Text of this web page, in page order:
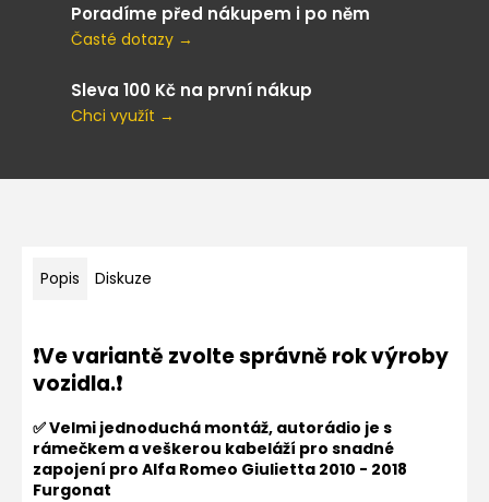
Poradíme před nákupem i po něm
Časté dotazy →
Sleva 100 Kč na první nákup
Chci využít →
Popis Diskuze
❗Ve variantě zvolte správně rok výroby
vozidla.❗
✅Velmi jednoduchá montáž, autorádio je s
rámečkem a veškerou kabeláží pro snadné
zapojení pro Alfa Romeo Giulietta 2010 - 2018
Furgonat